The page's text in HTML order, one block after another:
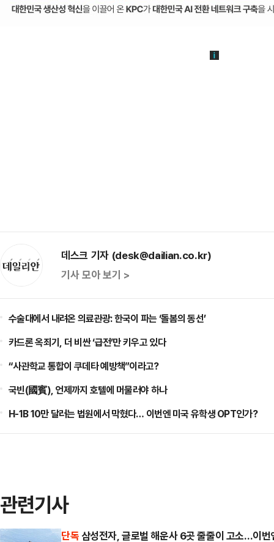
데스크 기자 (desk@dailian.co.kr)
기사 모아 보기 >
수술대에서 내려온 의료관광: 한국이 파는 ‘돌봄의 동선’
카드론 옥죄기, 더 비싼 ‘급전’만 키우고 있다
“사관학교 통합이 쿠데타 예방책”이라고?
국빈(國賓), 언제까지 호텔에 머물러야 하나
H-1B 10만 달러는 법원에서 막혔다… 이번엔 미국 유학생 OPT인가?
관련기사
단독삼성전자, 글로벌 해운사 6곳 줄줄이 고소…이번